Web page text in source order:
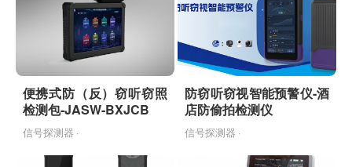
便携式防（反）窃听窃照
检测包-JASW-BXJCB
信号探测器 ·
防窃听窃视智能预警仪-酒
店防偷拍检测仪
信号探测器 ·